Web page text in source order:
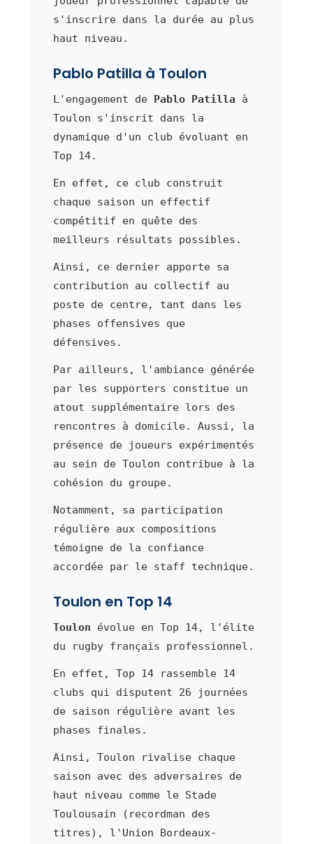
s'inscrire dans la durée au plus
haut niveau.
Pablo Patilla à Toulon
L'engagement de Pablo Patilla à
Toulon s'inscrit dans la
dynamique d'un club évoluant en
Top 14.
En effet, ce club construit
chaque saison un effectif
compétitif en quête des
meilleurs résultats possibles.
Ainsi, ce dernier apporte sa
contribution au collectif au
poste de centre, tant dans les
phases offensives que
défensives.
Par ailleurs, l'ambiance générée
par les supporters constitue un
atout supplémentaire lors des
rencontres à domicile. Aussi, la
présence de joueurs expérimentés
au sein de Toulon contribue à la
cohésion du groupe.
Notamment, sa participation
régulière aux compositions
témoigne de la confiance
accordée par le staff technique.
Toulon en Top 14
Toulon évolue en Top 14, l'élite
du rugby français professionnel.
En effet, Top 14 rassemble 14
clubs qui disputent 26 journées
de saison régulière avant les
phases finales.
Ainsi, Toulon rivalise chaque
saison avec des adversaires de
haut niveau comme le Stade
Toulousain (recordman des
titres), l'Union Bordeaux-